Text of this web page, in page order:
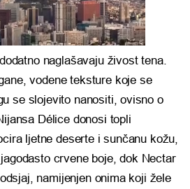
naglašavaju živost tena.
vodene teksture koje se
se slojevito nanositi, ovisno o
Délice donosi topli
ljetne deserte i sunčanu kožu,
crvene boje, dok Nectar
namijenjen onima koji žele